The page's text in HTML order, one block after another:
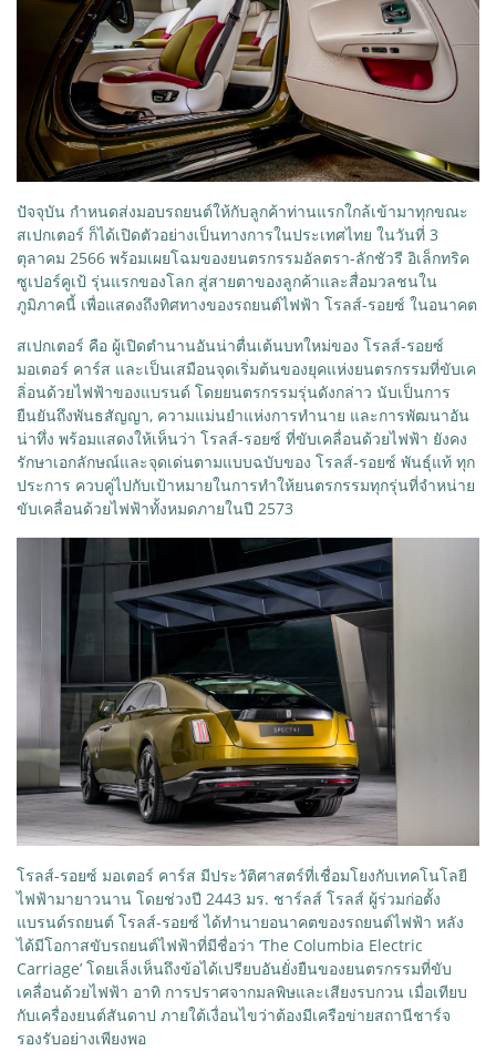
ปัจจุบัน กำหนดส่งมอบรถยนต์ให้กับลูกค้าท่านแรกใกล้เข้ามาทุกขณะ
สเปกเตอร์ ก็ได้เปิดตัวอย่างเป็นทางการในประเทศไทย ในวันที่ 3
ตุลาคม 2566 พร้อมเผยโฉมของยนตรกรรมอัลตรา-ลักชัวรี อิเล็กทริค
ซูเปอร์คูเป้ รุ่นแรกของโลก สู่สายตาของลูกค้าและสื่อมวลชนใน
ภูมิภาคนี้ เพื่อแสดงถึงทิศทางของรถยนต์ไฟฟ้า โรลส์-รอยซ์ ในอนาคต
สเปกเตอร์ คือ ผู้เปิดตำนานอันน่าตื่นเต้นบทใหม่ของ โรลส์-รอยซ์
มอเตอร์ คาร์ส และเป็นเสมือนจุดเริ่มต้นของยุคแห่งยนตรกรรมที่ขับเค
ลิ่อนด้วยไฟฟ้าของแบรนด์ โดยยนตรกรรมรุ่นดังกล่าว นับเป็นการ
ยืนยันถึงพันธสัญญา, ความแม่นยำแห่งการทำนาย และการพัฒนาอัน
น่าทึ่ง พร้อมแสดงให้เห็นว่า โรลส์-รอยซ์ ที่ขับเคลื่อนด้วยไฟฟ้า ยังคง
รักษาเอกลักษณ์และจุดเด่นตามแบบฉบับของ โรลส์-รอยซ์ พันธุ์แท้ ทุก
ประการ ควบคู่ไปกับเป้าหมายในการทำให้ยนตรกรรมทุกรุ่นที่จำหน่าย
ขับเคลื่อนด้วยไฟฟ้าทั้งหมดภายในปี 2573
โรลส์-รอยซ์ มอเตอร์ คาร์ส มีประวัติศาสตร์ที่เชื่อมโยงกับเทคโนโลยี
ไฟฟ้ามายาวนาน โดยช่วงปี 2443 มร. ชาร์ลส์ โรลส์ ผู้ร่วมก่อตั้ง
แบรนด์รถยนต์ โรลส์-รอยซ์ ได้ทำนายอนาคตของรถยนต์ไฟฟ้า หลัง
ได้มีโอกาสขับรถยนต์ไฟฟ้าที่มีชื่อว่า ‘The Columbia Electric
Carriage’ โดยเล็งเห็นถึงข้อได้เปรียบอันยั่งยืนของยนตรกรรมที่ขับ
เคลื่อนด้วยไฟฟ้า อาทิ การปราศจากมลพิษและเสียงรบกวน เมื่อเทียบ
กับเครื่องยนต์สันดาป ภายใต้เงื่อนไขว่าต้องมีเครือข่ายสถานีชาร์จ
รองรับอย่างเพียงพอ